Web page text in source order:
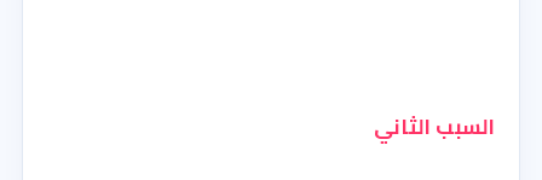
السبب الثاني